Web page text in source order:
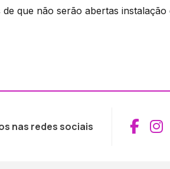
que não serão abertas instalação
nas redes sociais